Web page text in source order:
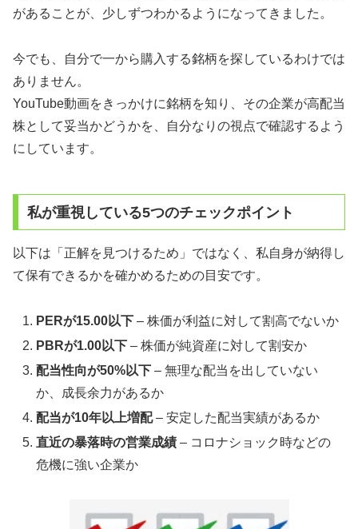
があることが、少しずつわかるようになってきました。
今でも、自分で一から購入する銘柄を探しているわけでは
ありません。
YouTube動画をきっかけに銘柄を知り、その企業が高配当
株として妥当かどうかを、自分なりの視点で確認するよう
にしています。
私が重視している5つのチェックポイント
以下は「正解を見つけるため」ではなく、私自身が納得し
て保有できるかを確かめるための目安です。
PERが15.00以下 – 株価が利益に対して割高でないか
PBRが1.00以下 – 株価が純資産に対して割安か
配当性向が50%以下 – 無理な配当を出していない
か、成長余力があるか
配当が10年以上増配– 安定した配当実績があるか
直近の暴落時の営業成績 – コロナショック時などの
危機に強い企業か